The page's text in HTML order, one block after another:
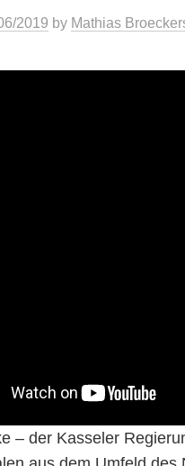
2019 by Mathias
– der Kasseler